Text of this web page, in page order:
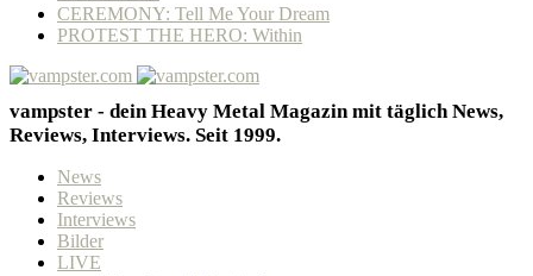
CEREMONY: Tell Me Your Dream
PROTEST THE HERO: Within
vampster - dein Heavy Metal Magazin mit täglich News,
Reviews, Interviews. Seit 1999.
News
Reviews
Interviews
Bilder
LIVE